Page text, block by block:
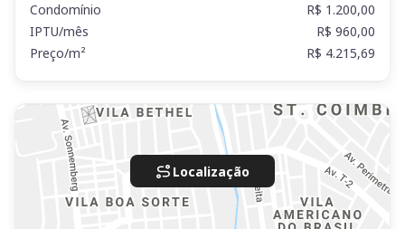
Condomínio
R$ 1.200,00
IPTU/mês
R$ 960,00
Preço/m²
R$ 4.215,69
Localização